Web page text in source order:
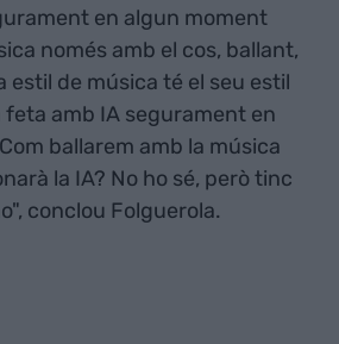
en algun moment
només amb el cos, ballant,
estil de música té el seu estil
feta amb IA segurament en
ballarem amb la música
la IA? No ho sé, però tinc
conclou Folguerola.